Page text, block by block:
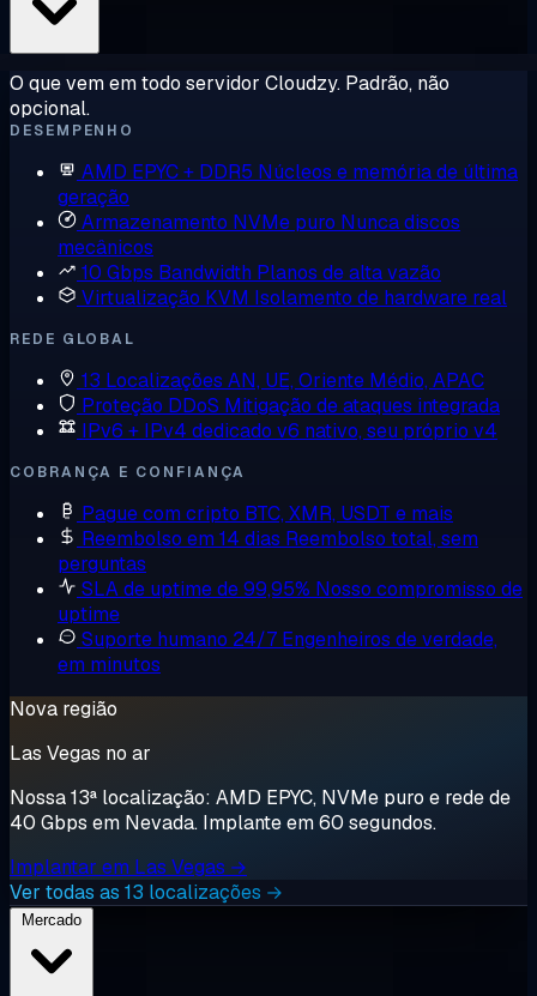
O que vem em todo servidor Cloudzy. Padrão, não
opcional.
DESEMPENHO
AMD EPYC + DDR5 Núcleos e memória de última
geração
Armazenamento NVMe puro Nunca discos
mecânicos
10 Gbps Bandwidth Planos de alta vazão
Virtualização KVM Isolamento de hardware real
REDE GLOBAL
13 Localizações AN, UE, Oriente Médio, APAC
Proteção DDoS Mitigação de ataques integrada
IPv6 + IPv4 dedicado v6 nativo, seu próprio v4
COBRANÇA E CONFIANÇA
Pague com cripto BTC, XMR, USDT e mais
Reembolso em 14 dias Reembolso total, sem
perguntas
SLA de uptime de 99,95% Nosso compromisso de
uptime
Suporte humano 24/7 Engenheiros de verdade,
em minutos
Nova região
Las Vegas no ar
Nossa 13ª localização: AMD EPYC, NVMe puro e rede de
40 Gbps em Nevada. Implante em 60 segundos.
Implantar em Las Vegas →
Ver todas as 13 localizações →